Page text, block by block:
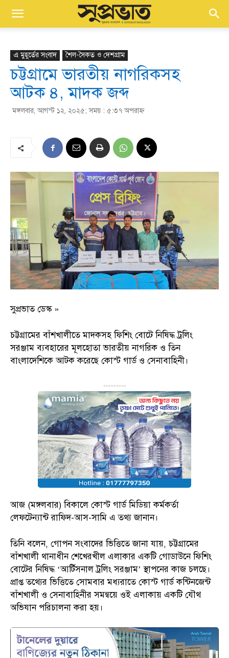
এ মুহূর্তের সংবাদ শৈল-সৈকত ও দেশগ্রাম
চট্টগ্রামে ভারতীয় নাগরিকসহ
আটক ৪, মাদক জব্দ
মঙ্গলবার, আগস্ট ১২, ২০২৫; সময় : ৫:৩৭ অপরাহ্ণ
সুপ্রভাত ডেস্ক »
চট্টগ্রামের বাঁশখালীতে মাদকসহ ফিশিং বোটে নিষিদ্ধ ট্রলিং
সরঞ্জাম ব্যবহারের মূলহোতা ভারতীয় নাগরিক ও তিন
বাংলাদেশিকে আটক করেছে কোস্ট গার্ড ও সেনাবাহিনী।
---------
আজ (মঙ্গলবার) বিকালে কোস্ট গার্ড মিডিয়া কর্মকর্তা
লেফটেন্যান্ট রাফিদ-আস-সামি এ তথ্য জানান।
তিনি বলেন, গোপন সংবাদের ভিত্তিতে জানা যায়, চট্টগ্রামের
বাঁশখালী থানাধীন শেখেরখীল এলাকার একটি গোডাউনে ফিশিং
বোটের নিষিদ্ধ ‘আর্টিসনাল ট্রলিং সরঞ্জাম’ স্থাপনের কাজ চলছে।
প্রাপ্ত তথ্যের ভিত্তিতে সোমবার মধ্যরাতে কোস্ট গার্ড কন্টিনজেন্ট
বাঁশখালী ও সেনাবাহিনীর সমন্বয়ে ওই এলাকায় একটি যৌথ
অভিযান পরিচালনা করা হয়।